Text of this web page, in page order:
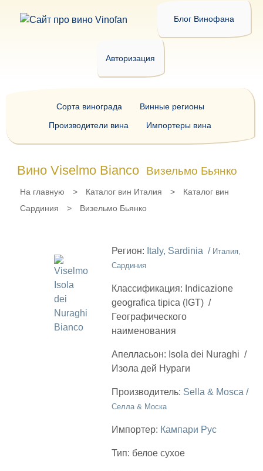
Блог Винофана
Авторизация
Вино Viselmo Bianco Визельмо Бьянко
На главную > Каталог вин Италия >
Каталог вин
Сардиния
> Визельмо Бьянко
Регион: Italy, Sardinia / Италия,
Сардиния
Классификация: Indicazione
geografica tipica (IGT) /
Географического
наименования
Апелласьон: Isola dei Nuraghi /
Изола дей Нураги
Производитель: Sella & Mosca /
Селла & Моска
Импортер: Кампари Рус
Тип: белое сухое
Сорта винограда
Винные регионы
Производители вина
Импортеры вина